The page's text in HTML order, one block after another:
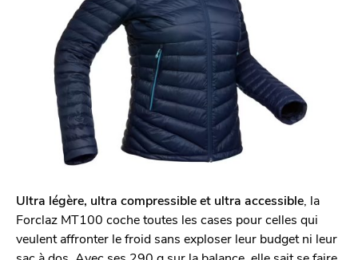
Ultra légère, ultra compressible et ultra accessible, la
Forclaz MT100 coche toutes les cases pour celles qui
veulent affronter le froid sans exploser leur budget ni leur